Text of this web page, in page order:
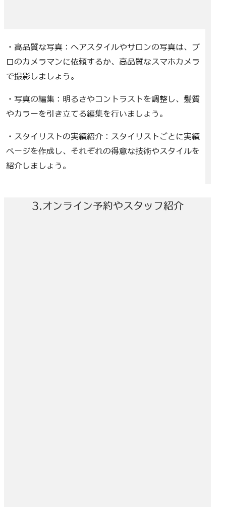
・高品質な写真：ヘアスタイルやサロンの写真は、プ
ロのカメラマンに依頼するか、高品質なスマホカメラ
で撮影しましょう。
・写真の編集：明るさやコントラストを調整し、髪質
やカラーを引き立てる編集を行いましょう。
・スタイリストの実績紹介：スタイリストごとに実績
ページを作成し、それぞれの得意な技術やスタイルを
紹介しましょう。
3.オンライン予約やスタッフ紹介